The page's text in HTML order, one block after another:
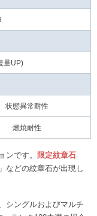
量UP)
状態異常耐性
燃焼耐性
ンです。
限定紋章石
などの紋章石が出現し
シングルおよびマルチ